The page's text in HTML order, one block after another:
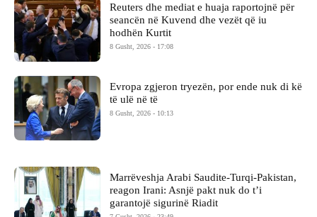
Reuters dhe mediat e huaja raportojnë për
seancën në Kuvend dhe vezët që iu
hodhën Kurtit
8 Gusht, 2026 - 17:08
Evropa zgjeron tryezën, por ende nuk di kë
të ulë në të
8 Gusht, 2026 - 10:13
Marrëveshja Arabi Saudite-Turqi-Pakistan,
reagon Irani: Asnjë pakt nuk do t’i
garantojë sigurinë Riadit